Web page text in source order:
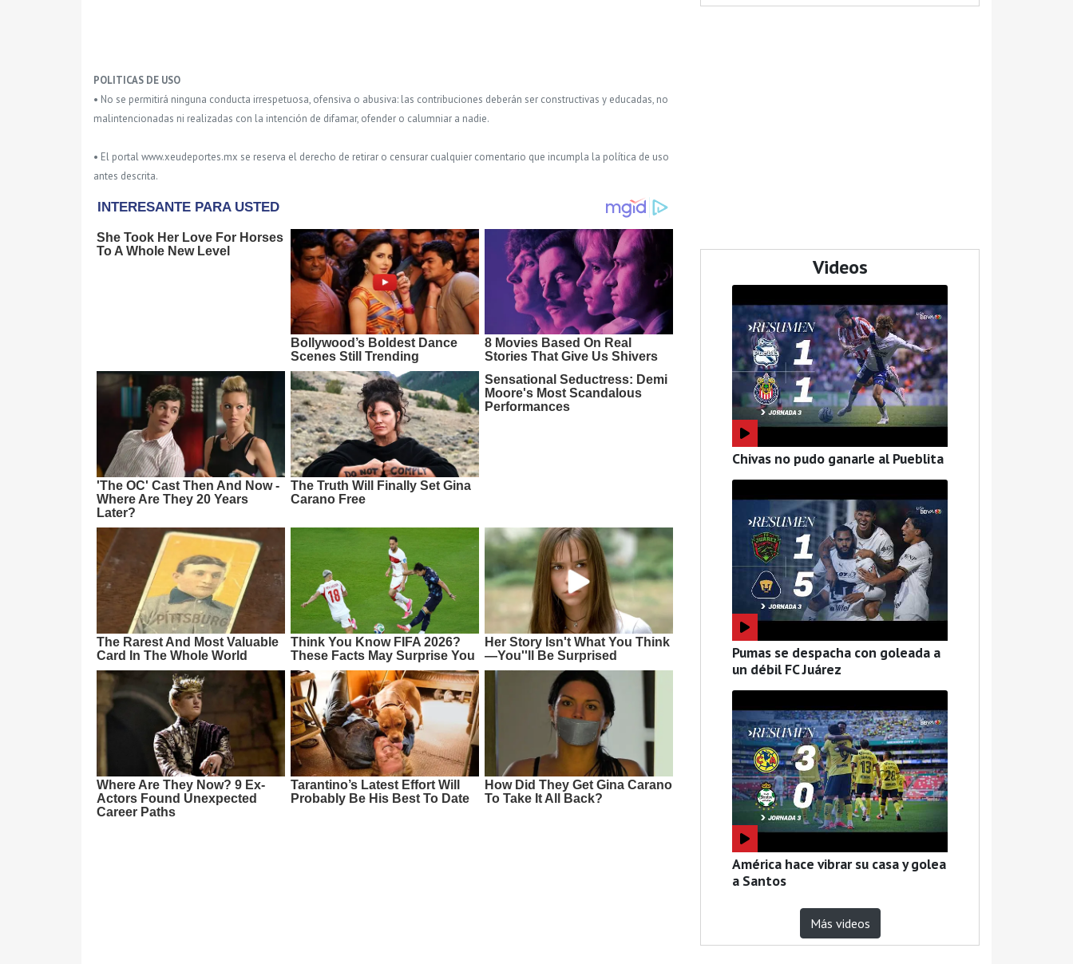
POLITICAS DE USO
• No se permitirá ninguna conducta irrespetuosa, ofensiva o abusiva: las contribuciones deberán ser constructivas y educadas, no
malintencionadas ni realizadas con la intención de difamar, ofender o calumniar a nadie.
• El portal www.xeudeportes.mx se reserva el derecho de retirar o censurar cualquier comentario que incumpla la política de uso
antes descrita.
Videos
Chivas no pudo ganarle al Pueblita
Pumas se despacha con goleada a
un débil FC Juárez
América hace vibrar su casa y golea
a Santos
Más videos